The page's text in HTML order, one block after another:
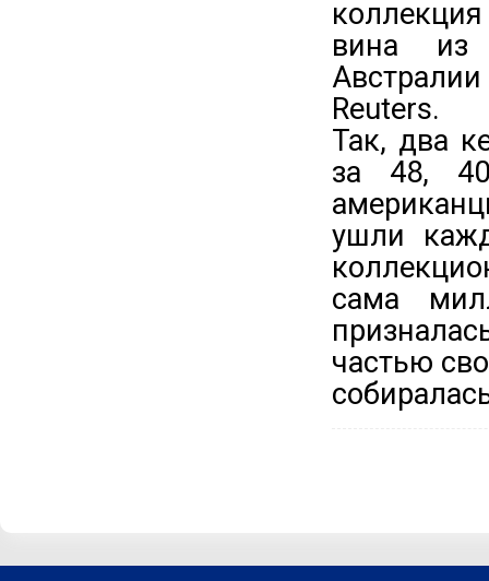
вина из
Reuters.
Так, два
за 48,
ушли
сама
частью